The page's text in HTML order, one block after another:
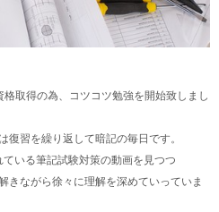
取得の為、コツコツ勉強を開始致しまし
習を繰り返して暗記の毎日です。
いる筆記試験対策の動画を見つつ
きながら徐々に理解を深めていっていま